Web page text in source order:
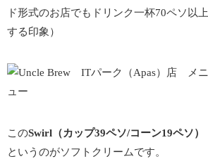
ド形式のお店でもドリンク一杯70ペソ以上
する印象）
このSwirl（カップ39ペソ/コーン19ペソ）
というのがソフトクリームです。